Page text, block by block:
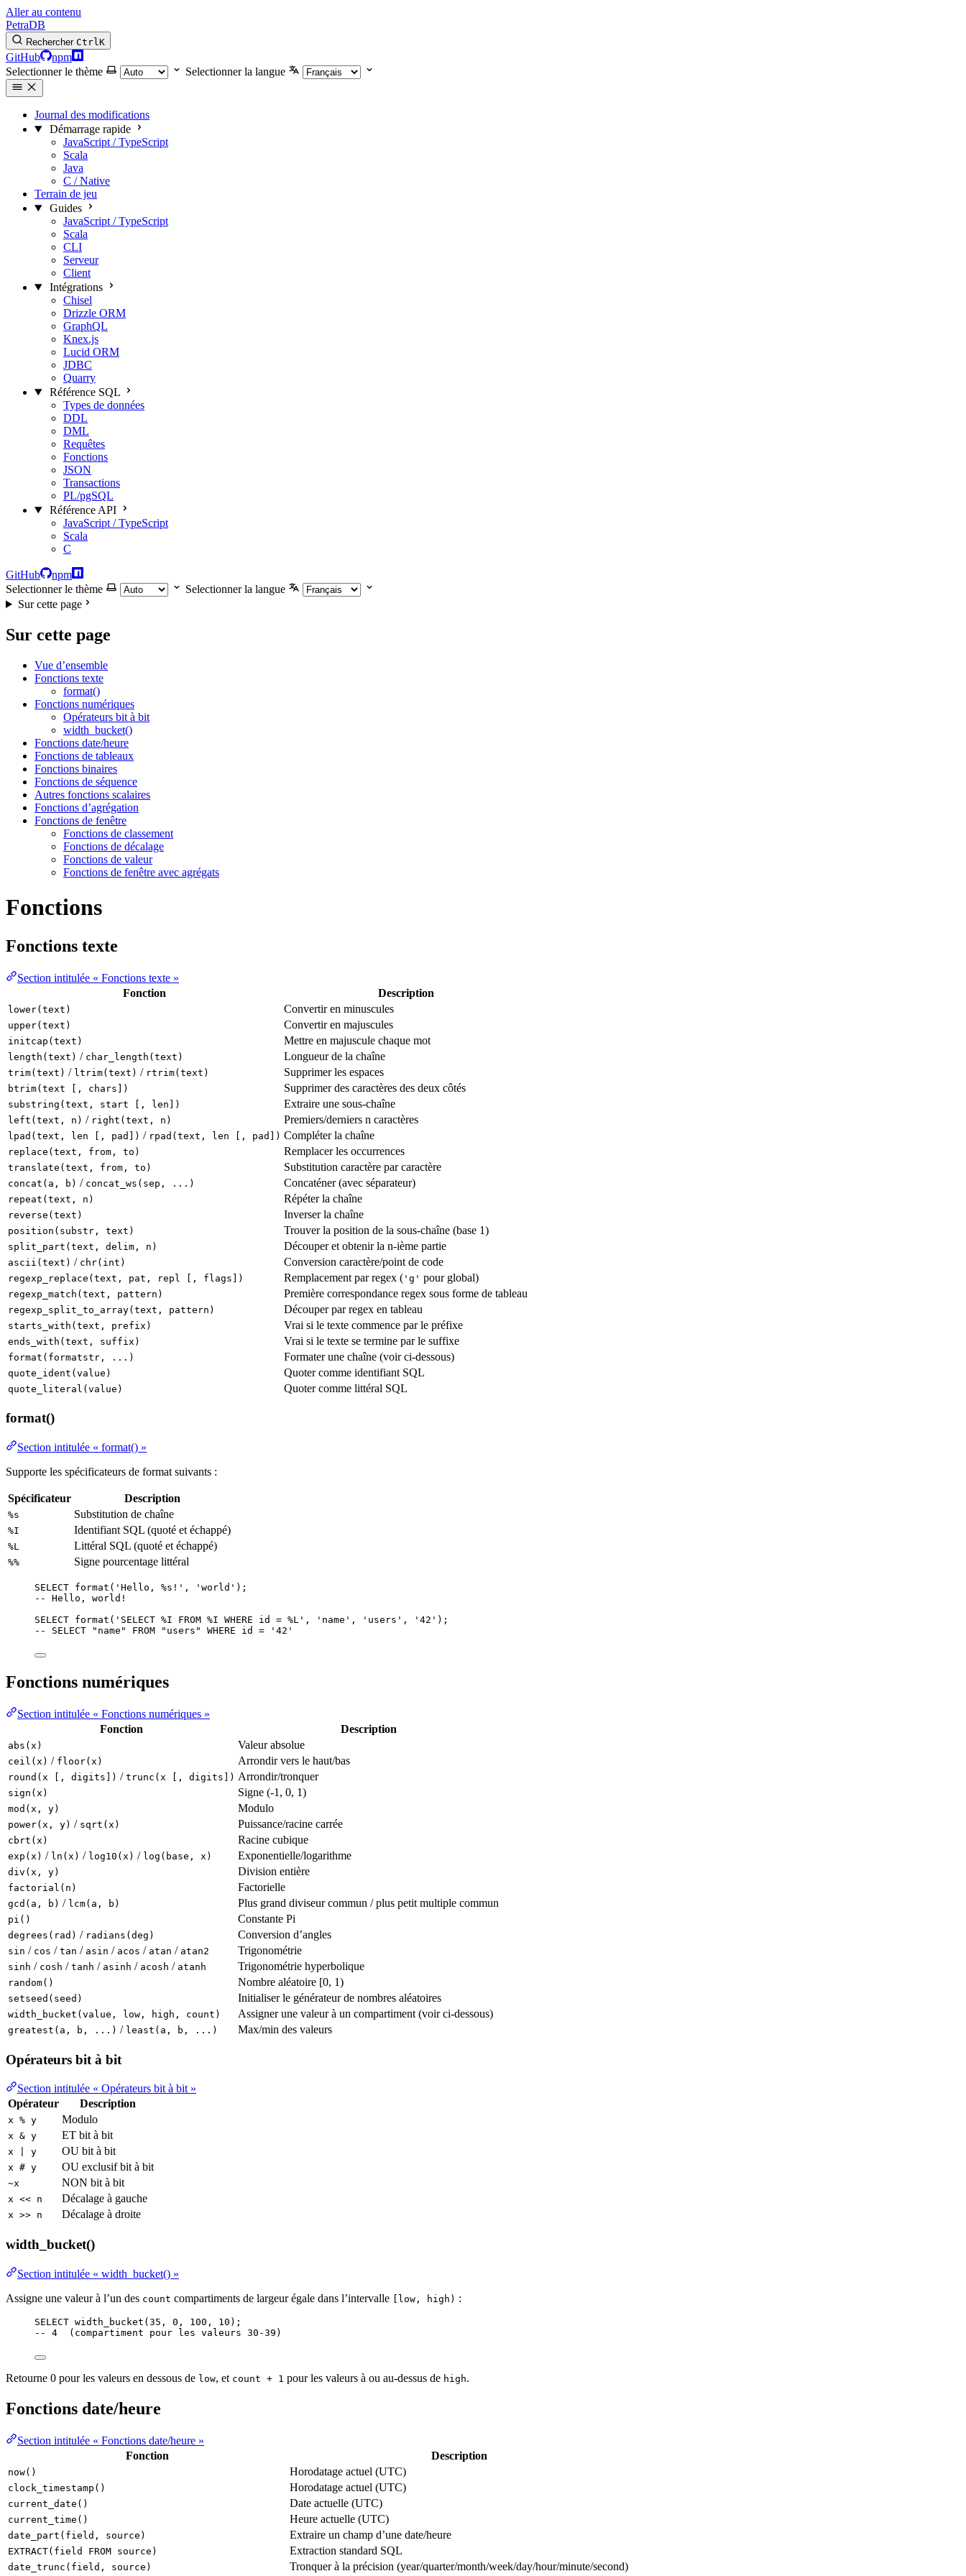
Aller au contenu
PetraDB
Rechercher CtrlK
GitHub
npm
Selectionner le thème
Selectionner la langue
Journal des modifications
Démarrage rapide
JavaScript / TypeScript
Scala
Java
C / Native
Terrain de jeu
Guides
JavaScript / TypeScript
Scala
CLI
Serveur
Client
Intégrations
Chisel
Drizzle ORM
GraphQL
Knex.js
Lucid ORM
JDBC
Quarry
Référence SQL
Types de données
DDL
DML
Requêtes
Fonctions
JSON
Transactions
PL/pgSQL
Référence API
JavaScript / TypeScript
Scala
C
GitHub
npm
Selectionner le thème
Selectionner la langue
Sur cette page
Sur cette page
Vue d’ensemble
Fonctions texte
format()
Fonctions numériques
Opérateurs bit à bit
width_bucket()
Fonctions date/heure
Fonctions de tableaux
Fonctions binaires
Fonctions de séquence
Autres fonctions scalaires
Fonctions d’agrégation
Fonctions de fenêtre
Fonctions de classement
Fonctions de décalage
Fonctions de valeur
Fonctions de fenêtre avec agrégats
Fonctions
Fonctions texte
Section intitulée « Fonctions texte »
Fonction
Description
lower(text) Convertir en minuscules
upper(text) Convertir en majuscules
initcap(text) Mettre en majuscule chaque mot
length(text) / char_length(text) Longueur de la chaîne
trim(text) / ltrim(text) / rtrim(text) Supprimer les espaces
btrim(text [, chars]) Supprimer des caractères des deux côtés
substring(text, start [, len]) Extraire une sous-chaîne
left(text, n) / right(text, n) Premiers/derniers n caractères
lpad(text, len [, pad]) / rpad(text, len [, pad]) Compléter la chaîne
replace(text, from, to) Remplacer les occurrences
translate(text, from, to) Substitution caractère par caractère
concat(a, b) / concat_ws(sep, ...) Concaténer (avec séparateur)
repeat(text, n) Répéter la chaîne
reverse(text) Inverser la chaîne
position(substr, text) Trouver la position de la sous-chaîne (base 1)
split_part(text, delim, n) Découper et obtenir la n-ième partie
ascii(text) / chr(int) Conversion caractère/point de code
regexp_replace(text, pat, repl [, flags]) Remplacement par regex ( 'g' pour global)
regexp_match(text, pattern) Première correspondance regex sous forme de tableau
regexp_split_to_array(text, pattern) Découper par regex en tableau
starts_with(text, prefix) Vrai si le texte commence par le préfixe
ends_with(text, suffix) Vrai si le texte se termine par le suffixe
format(formatstr, ...) Formater une chaîne (voir ci-dessous)
quote_ident(value) Quoter comme identifiant SQL
quote_literal(value) Quoter comme littéral SQL
format()
Section intitulée « format() »
Supporte les spécificateurs de format suivants :
Spécificateur Description
%s Substitution de chaîne
%I Identifiant SQL (quoté et échappé)
%L Littéral SQL (quoté et échappé)
%% Signe pourcentage littéral
SELECT format ( ' Hello, %s! ' , ' world ' );
-- Hello, world!
SELECT format ( ' SELECT %I FROM %I WHERE id = %L ' , ' name ' , ' users ' , ' 42 ' );
-- SELECT "name" FROM "users" WHERE id = '42'
Fonctions numériques
Section intitulée « Fonctions numériques »
Fonction
Description
abs(x) Valeur absolue
ceil(x) / floor(x) Arrondir vers le haut/bas
round(x [, digits]) / trunc(x [, digits]) Arrondir/tronquer
sign(x) Signe (-1, 0, 1)
mod(x, y) Modulo
power(x, y) / sqrt(x) Puissance/racine carrée
cbrt(x) Racine cubique
exp(x) / ln(x) / log10(x) / log(base, x) Exponentielle/logarithme
div(x, y) Division entière
factorial(n) Factorielle
gcd(a, b) / lcm(a, b) Plus grand diviseur commun / plus petit multiple commun
pi() Constante Pi
degrees(rad) / radians(deg) Conversion d’angles
sin / cos / tan / asin / acos / atan / atan2 Trigonométrie
sinh / cosh / tanh / asinh / acosh / atanh Trigonométrie hyperbolique
random() Nombre aléatoire [0, 1)
setseed(seed) Initialiser le générateur de nombres aléatoires
width_bucket(value, low, high, count) Assigner une valeur à un compartiment (voir ci-dessous)
greatest(a, b, ...) / least(a, b, ...) Max/min des valeurs
Opérateurs bit à bit
Section intitulée « Opérateurs bit à bit »
Opérateur
Description
x % y Modulo
x & y ET bit à bit
x | y OU bit à bit
x # y OU exclusif bit à bit
~x NON bit à bit
x << n Décalage à gauche
x >> n Décalage à droite
width_bucket()
Section intitulée « width_bucket() »
Assigne une valeur à l’un des count compartiments de largeur égale dans l’intervalle [low, high) :
SELECT width_bucket(35 , 0 , 100 , 10 );
-- 4  (compartiment pour les valeurs 30-39)
Retourne 0 pour les valeurs en dessous de low, et count + 1 pour les valeurs à ou au-dessus de high.
Fonctions date/heure
Section intitulée « Fonctions date/heure »
Fonction
Description
now() Horodatage actuel (UTC)
clock_timestamp() Horodatage actuel (UTC)
current_date() Date actuelle (UTC)
current_time() Heure actuelle (UTC)
date_part(field, source) Extraire un champ d’une date/heure
EXTRACT(field FROM source) Extraction standard SQL
date_trunc(field, source)
Tronquer à la précision (year/quarter/month/week/day/hour/minute/second)